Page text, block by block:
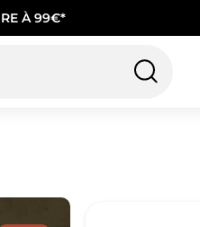
À 99€*